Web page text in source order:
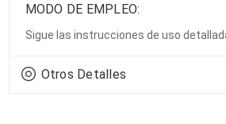
MODO DE EMPLEO:
Sigue las instrucciones de uso
Otros Detalles